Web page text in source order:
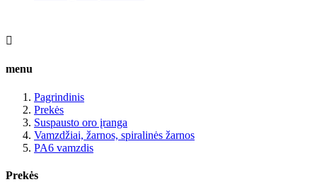

menu
Pagrindinis
Prekės
Suspausto oro įranga
Vamzdžiai, žarnos, spiralinės žarnos
PA6 vamzdis
Prekės